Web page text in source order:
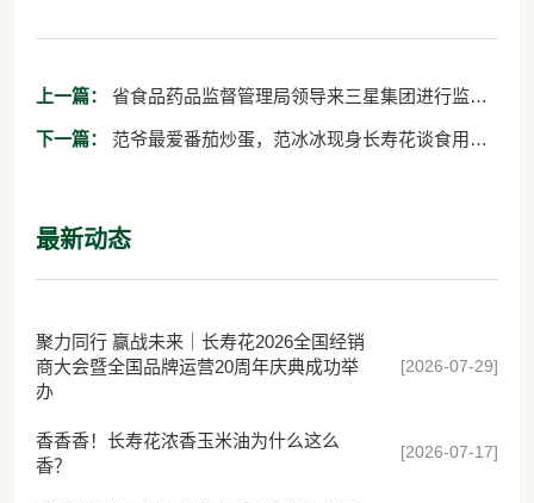
上一篇：
督导工作
下一篇：
最新动态
聚力同行 赢战未来｜长寿花2026全国经销
商大会暨全国品牌运营20周年庆典成功举
办
[2026-07-29]
香香香！长寿花浓香玉米油为什么这么
香？
[2026-07-17]